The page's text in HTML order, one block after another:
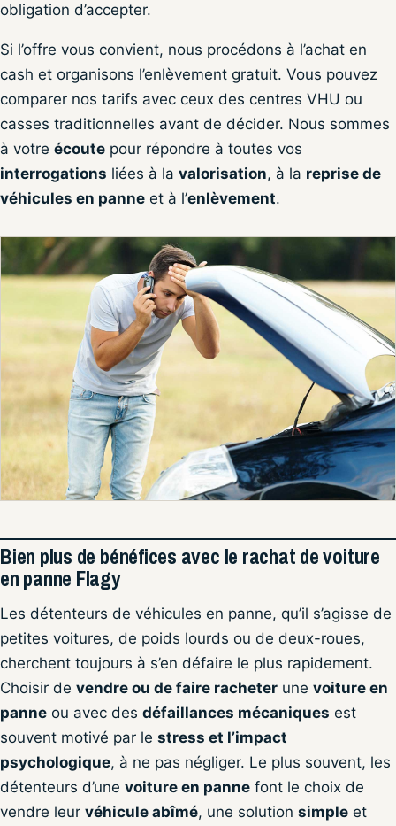
obligation d’accepter.
Si l’offre vous convient, nous procédons à l’achat en
cash et organisons l’enlèvement gratuit. Vous pouvez
comparer nos tarifs avec ceux des centres VHU ou
casses traditionnelles avant de décider. Nous sommes
à votre écoute pour répondre à toutes vos
interrogations liées à la valorisation, à la reprise de
véhicules en panne et à l’enlèvement.
Bien plus de bénéfices avec le rachat de voiture
en panne Flagy
Les détenteurs de véhicules en panne, qu’il s’agisse de
petites voitures, de poids lourds ou de deux-roues,
cherchent toujours à s’en défaire le plus rapidement.
Choisir de vendre ou de faire racheter une voiture en
panne ou avec des défaillances mécaniques est
souvent motivé par le stress et l’impact
psychologique, à ne pas négliger. Le plus souvent, les
détenteurs d’une voiture en panne font le choix de
vendre leur véhicule abîmé, une solution simple et